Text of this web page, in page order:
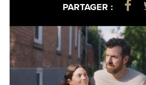
PARTAGER :